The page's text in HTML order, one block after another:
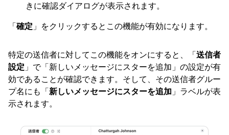
きに確認ダイアログが表示されます。
「確定 」をクリックするとこの機能が有効になります。
特定の送信者に対してこの機能をオンにすると、「送信者
設定 」で「新しいメッセージにスターを追加」の設定が有
効であることが確認できます。そして、その送信者グルー
プ名にも「新しいメッセージにスターを追加 」ラベルが表
示されます。